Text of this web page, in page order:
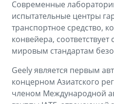
Современные
испытательные центры
транспортное средство,
конвейера,
мировым стандартам
Geely является первым
концерном Азиатского
членом Международной